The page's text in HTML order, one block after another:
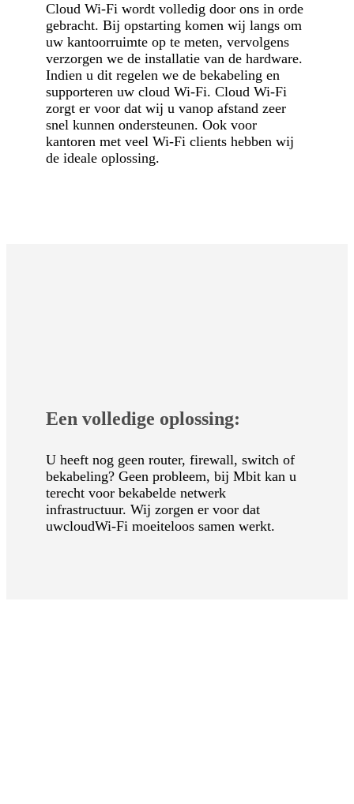
Cloud Wi-Fi wordt volledig door ons in orde
gebracht. Bij opstarting komen wij langs om
uw kantoorruimte op te meten, vervolgens
verzorgen we de installatie van de hardware.
Indien u dit regelen we de bekabeling en
supporteren uw cloud Wi-Fi. Cloud Wi-Fi
zorgt er voor dat wij u vanop afstand zeer
snel kunnen ondersteunen. Ook voor
kantoren met veel Wi-Fi clients hebben wij
de ideale oplossing.
Een volledige oplossing:
U heeft nog geen router, firewall, switch of
bekabeling? Geen probleem, bij Mbit kan u
terecht voor bekabelde netwerk
infrastructuur. Wij zorgen er voor dat
uwcloudWi-Fi moeiteloos samen werkt.